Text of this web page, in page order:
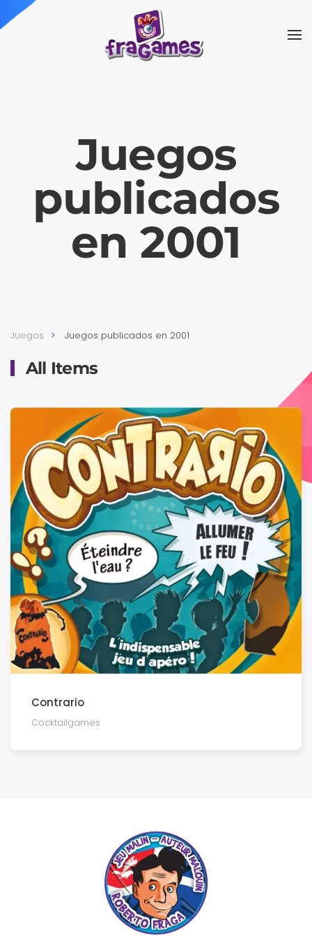
Skip to main content
Juegos
publicados
en 2001
Juegos Juegos publicados en 2001
All Items
Contrario
Cocktailgames